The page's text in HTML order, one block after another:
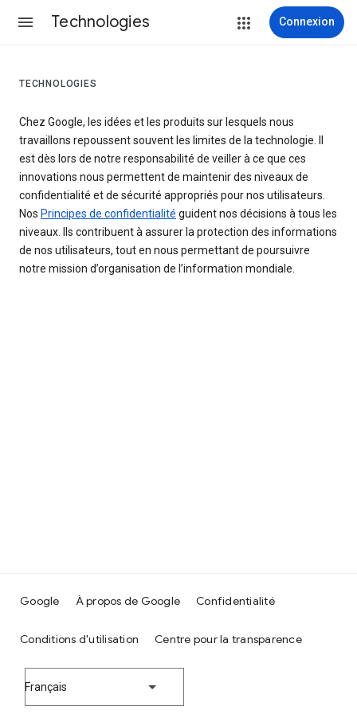
Technologies Connexion
TECHNOLOGIES
Chez Google, les idées et les produits sur lesquels nous
travaillons repoussent souvent les limites de la technologie. Il
est dès lors de notre responsabilité de veiller à ce que ces
innovations nous permettent de maintenir des niveaux de
confidentialité et de sécurité appropriés pour nos utilisateurs.
Nos Principes de confidentialité guident nos décisions à tous les
niveaux. Ils contribuent à assurer la protection des informations
de nos utilisateurs, tout en nous permettant de poursuivre
notre mission d’organisation de l’information mondiale.
Google À propos de Google Confidentialité
Conditions d'utilisation Centre pour la transparence
Français